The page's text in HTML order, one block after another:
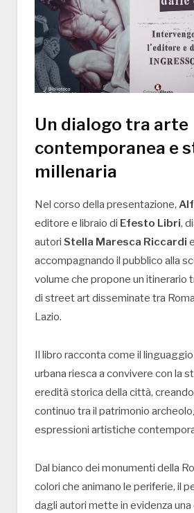
Un dialogo tra arte
contemporanea e
millenaria
Nel corso della presentazione,
editore e libraio di Efesto Libri,
autori Stella Maresca Riccardi e
accompagnando il pubblico alla
volume che propone un itinerario
di street art disseminate tra
Lazio.
Il libro racconta come il
urbana riesca a convivere con la
eredità storica della città,
continuo tra il patrimonio
espressioni artistiche
Dal bianco dei monumenti della
colori che animano le periferie, il
dagli autori mette in evidenza